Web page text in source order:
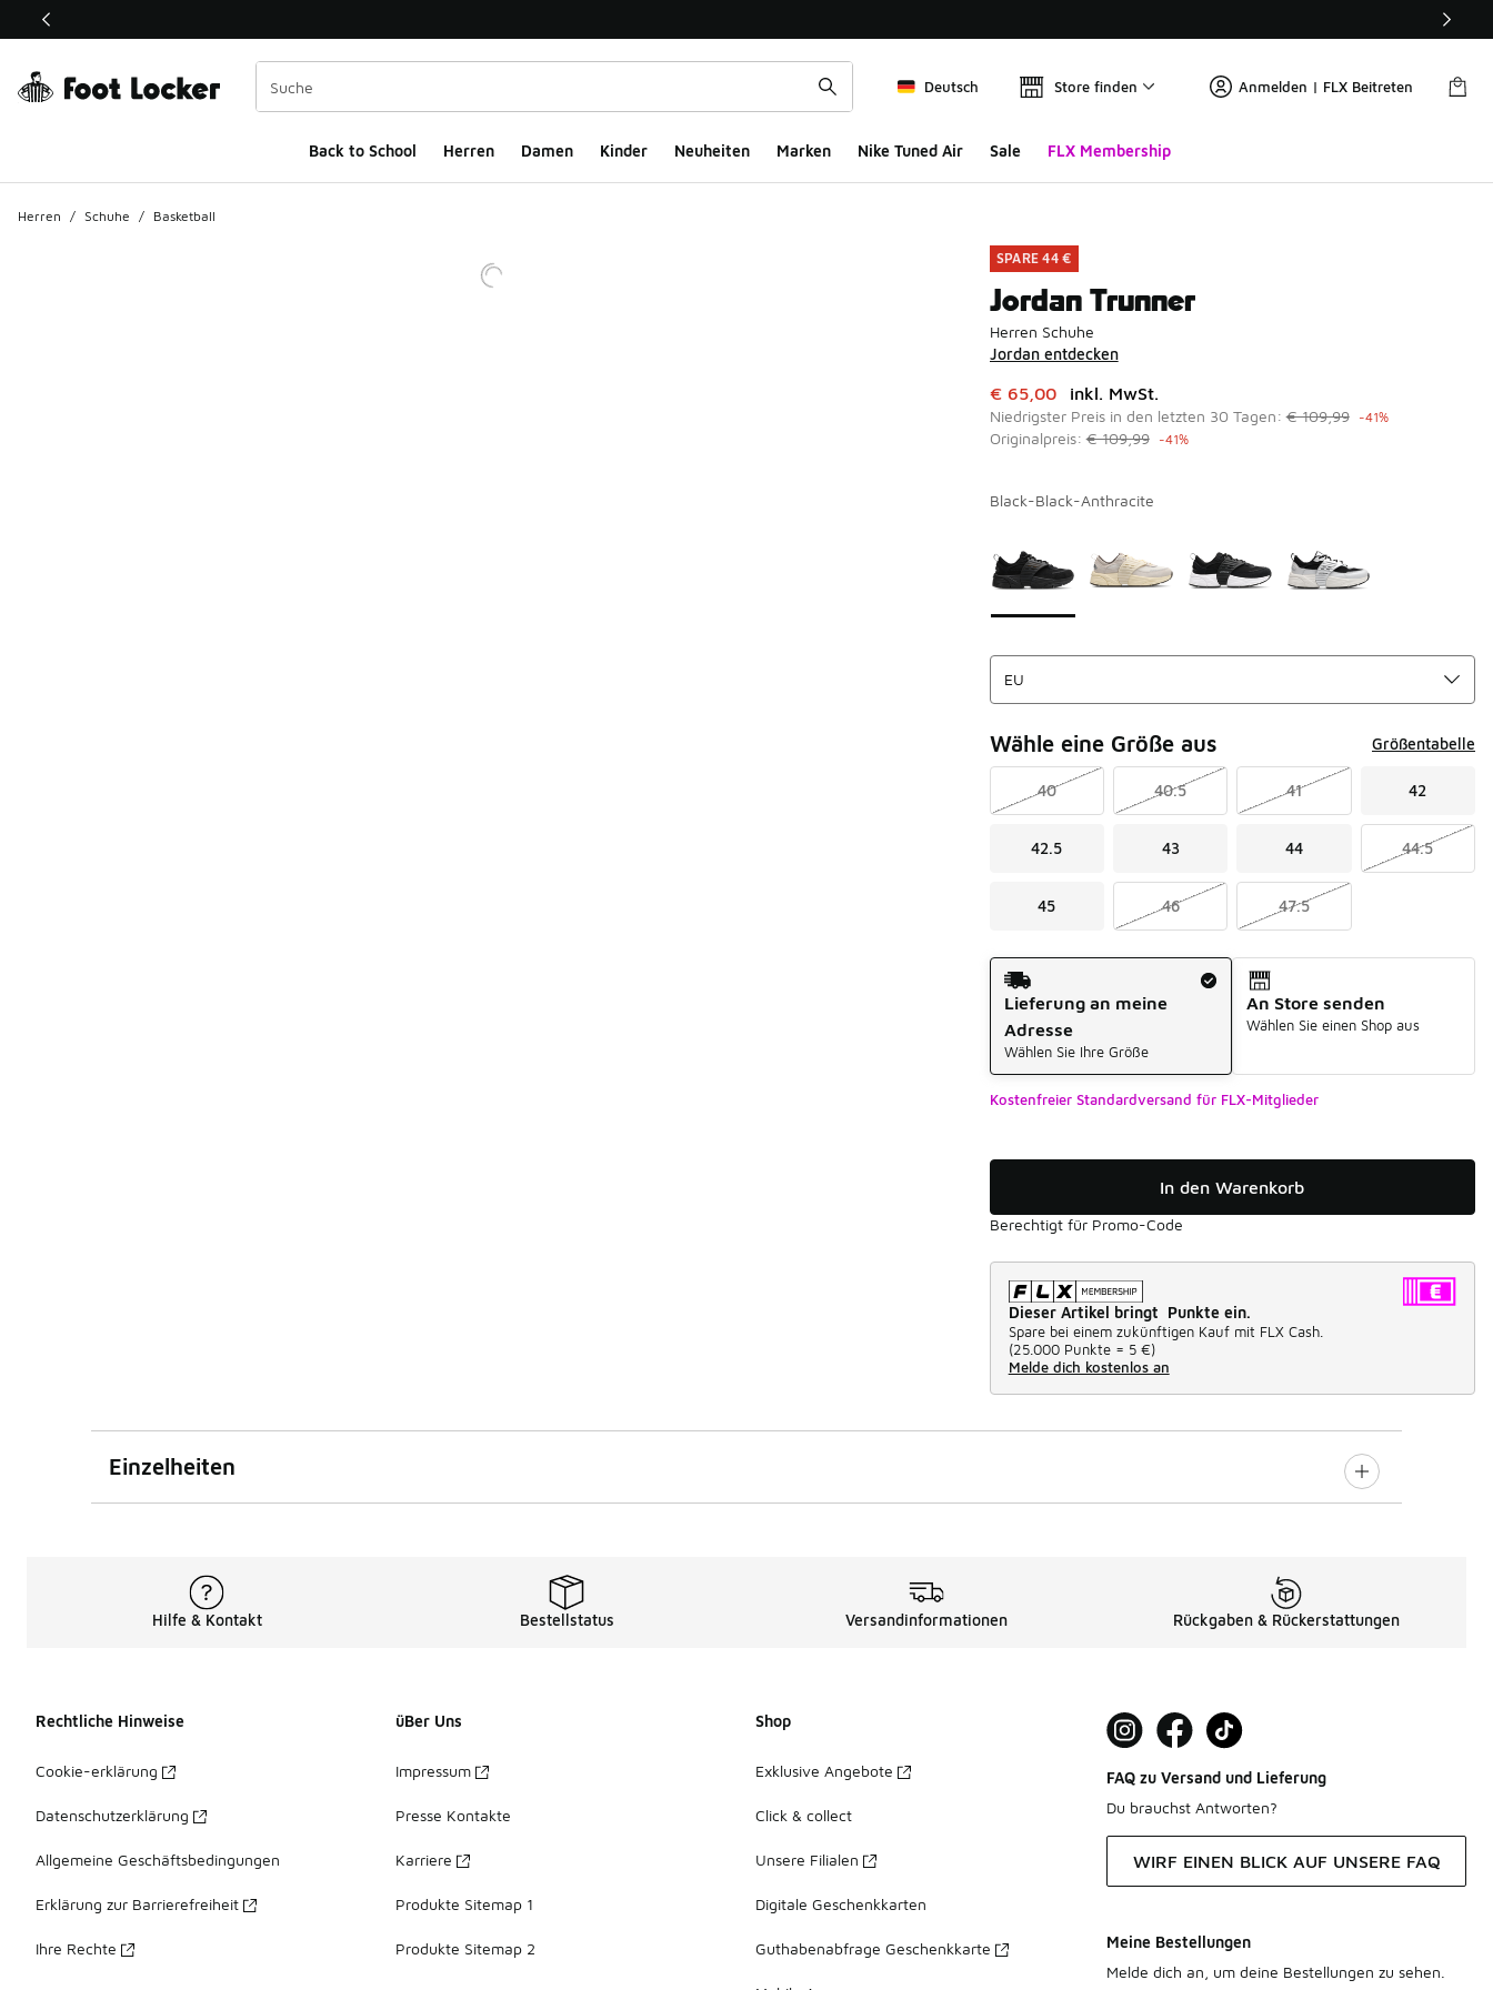
Dieser Link öffnet sich in einem neuen Fenster
Deutsch Store finden Anmelden | FLX Beitreten
Back to School Herren Damen Kinder Neuheiten Marken Nike Tuned Air Sale FLX Membership
Herren / Schuhe / Basketball
SPARE 44 €
Jordan Trunner
Herren Schuhe
Jordan entdecken
Dieser Artikel ist im Sale. Der Preis ist von auf € 65,00
€ 65,00 inkl. MwSt.
Niedrigster Preis in den letzten 30 Tagen:€ 109,99 -41%
Originalpreis:€ 109,99 -41%
Black-Black-Anthracite
Wähle eine Größe aus Größentabelle
40 40.5 41 42
42.5 43 44 44.5
45 46 47.5
Versandart
Lieferung an meine
Adresse
Wählen Sie Ihre Größe
An Store senden
Wählen Sie einen Shop aus
Kostenfreier Standardversand für FLX-Mitglieder
In den Warenkorb
Berechtigt für Promo-Code
Dieser Artikel bringt Punkte ein.
Spare bei einem zukünftigen Kauf mit FLX Cash.
(25.000 Punkte = 5 €)
Melde dich kostenlos an
Einzelheiten
Hilfe & Kontakt Bestellstatus Versandinformationen Rückgaben & Rückerstattungen
Rechtliche Hinweise
Cookie-erklärung
Datenschutzerklärung
Allgemeine Geschäftsbedingungen
Erklärung zur Barrierefreiheit
Ihre Rechte
üBer Uns
Impressum
Presse Kontakte
Karriere
Produkte Sitemap 1
Produkte Sitemap 2
Shop
Exklusive Angebote
Click & collect
Unsere Filialen
Digitale Geschenkkarten
Guthabenabfrage Geschenkkarte
FAQ zu Versand und Lieferung
Du brauchst Antworten?
WIRF EINEN BLICK AUF UNSERE FAQ
Meine Bestellungen
Melde dich an, um deine Bestellungen zu sehen.